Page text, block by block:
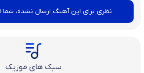
نظری برای این آهنگ ارسال نشده، شما
سبک های موزیک